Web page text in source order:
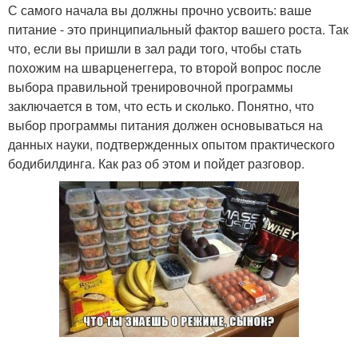
С самого начала вы должны прочно усвоить: ваше
питание - это принципиальный фактор вашего роста. Так
что, если вы пришли в зал ради того, чтобы стать
похожим на шварценеггера, то второй вопрос после
выбора правильной тренировочной программы
заключается в том, что есть и сколько. Понятно, что
выбор программы питания должен основываться на
данных науки, подтвержденных опытом практического
бодибилдинга. Как раз об этом и пойдет разговор.